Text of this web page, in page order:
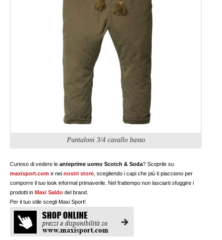
Pantaloni 3/4 cavallo basso
Curioso di vedere leanteprime uomo Scotch & Soda? Scoprile su
maxisport.com e neinostri store , scegliendo i capi che più ti piacciono per
comporre il tuo look informal primaverile. Nel frattempo non lasciarti sfuggire i
prodotti in Maxi Saldo del brand.
Per il tuo stile scegli Maxi Sport!